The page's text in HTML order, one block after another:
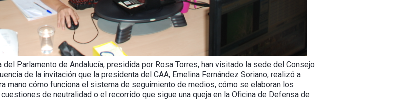
Parlamento de Andalucía, presidida por Rosa Torres, han visitado la sede del Consejo
de la invitación que la presidenta del CAA, Emelina Fernández Soriano, realizó a
mano cómo funciona el sistema de seguimiento de medios, cómo se elaboran los
de neutralidad o el recorrido que sigue una queja en la Oficina de Defensa de